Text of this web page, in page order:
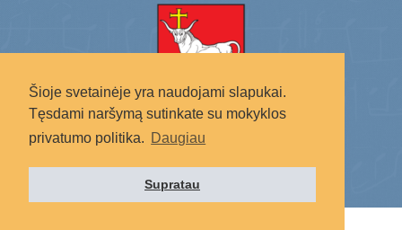
Šioje svetainėje yra naudojami slapukai.
Tęsdami naršymą sutinkate su mokyklos
privatumo politika. Daugiau
Supratau
Kauno miesto savivaldybė